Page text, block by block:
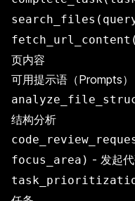
页内容
可用提示语（Prompts）
结构分析
focus_area) - 发起